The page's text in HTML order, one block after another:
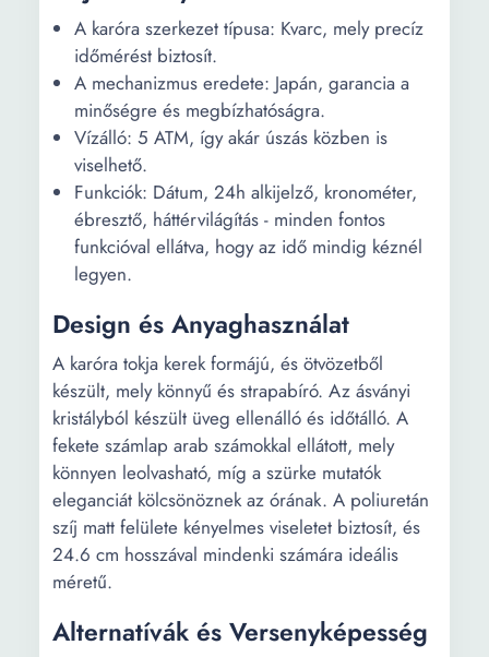
A karóra szerkezet típusa: Kvarc, mely precíz
időmérést biztosít.
A mechanizmus eredete: Japán, garancia a
minőségre és megbízhatóságra.
Vízálló: 5 ATM, így akár úszás közben is
viselhető.
Funkciók: Dátum, 24h alkijelző, kronométer,
ébresztő, háttérvilágítás - minden fontos
funkcióval ellátva, hogy az idő mindig kéznél
legyen.
Design és Anyaghasználat
A karóra tokja kerek formájú, és ötvözetből
készült, mely könnyű és strapabíró. Az ásványi
kristályból készült üveg ellenálló és időtálló. A
fekete számlap arab számokkal ellátott, mely
könnyen leolvasható, míg a szürke mutatók
eleganciát kölcsönöznek az órának. A poliuretán
szíj matt felülete kényelmes viseletet biztosít, és
24.6 cm hosszával mindenki számára ideális
méretű.
Alternatívák és Versenyképesség